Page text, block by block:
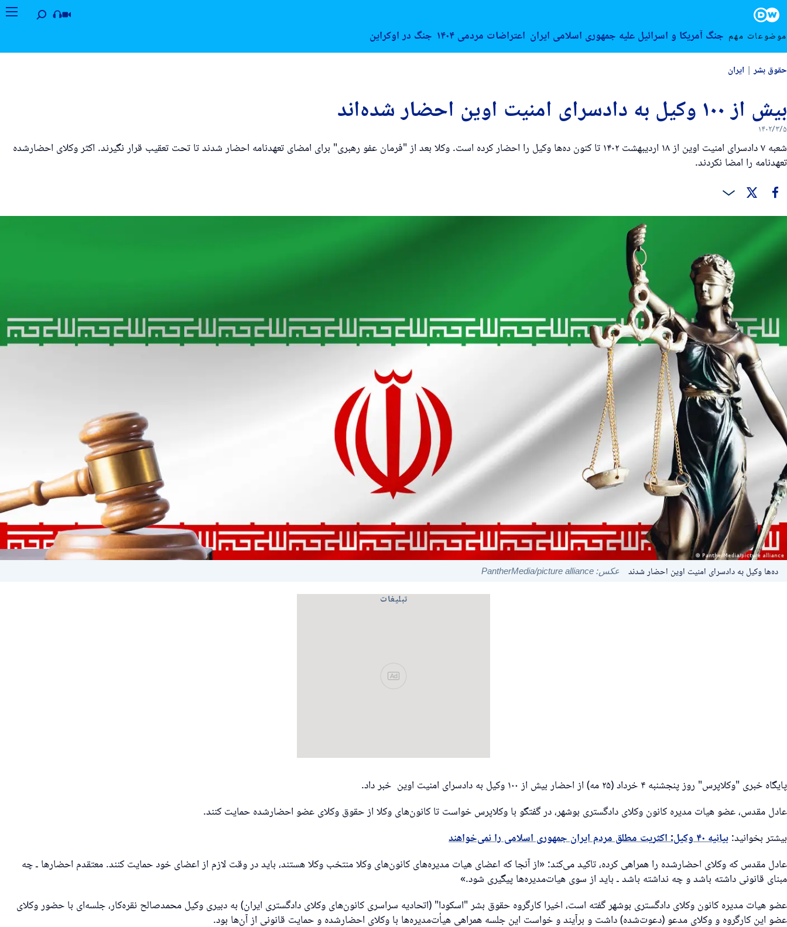
موضوعات مهم جنگ آمریکا و اسرائیل علیه جمهوری اسلامی ایران اعتراضات مردمی ۱۴۰۴ جنگ در اوکراین
حقوق بشر ایران
بیش از ۱۰۰ وکیل به دادسرای امنیت اوین احضار شده‌اند
۱۴۰۲/۳/۵
شعبه ۷ دادسرای امنیت اوین از ۱۸ اردیبهشت ۱۴۰۲ تا کنون ده‌ها وکیل را احضار کرده است. وکلا بعد از "فرمان عفو رهبری" برای امضای تعهدنامه احضار شدند تا تحت تعقیب قرار نگیرند. اکثر وکلای احضارشده
تعهدنامه را امضا نکردند.
ده‌ها وکیل به دادسرای امنیت اوین احضار شدند عکس: PantherMedia/picture alliance
تبلیغات
Ad
پایگاه خبری "وکلاپرس" روز پنجشنبه ۴ خرداد (۲۵ مه) از احضار بیش از ۱۰۰ وکیل به دادسرای امنیت اوین خبر داد.
عادل مقدس، عضو هیات مدیره کانون وکلای دادگستری بوشهر، در گفتگو با وکلاپرس خواست تا کانون‌های وکلا از حقوق وکلای عضو احضار‌شده حمایت کنند.
بیشتر بخوانید: بیانیه ۴۰ وکیل: اکثریت مطلق مردم ایران جمهوری اسلامی را نمی‌خواهند
عادل مقدس که وکلای احضارشده را همراهی کرده، تاکید می‌کند: «از آنجا که اعضای هیات مدیره‌های کانون‌های وکلا منتخب وکلا هستند، باید در وقت لازم از اعضای خود حمایت کنند. معتقدم احضارها ـ چه
مبنای قانونی داشته باشد و چه نداشته باشد ـ باید از سوی هیات‌مدیره‌ها پیگیری شود.»
عضو هیات مدیره کانون وکلای دادگستری بوشهر گفته است، اخیرا کارگروه حقوق بشر "اسکودا" (اتحادیه سراسری کانون‌های وکلای دادگستری ایران) به دبیری وکیل محمدصالح نقره‌کار، جلسه‌ای با حضور وکلای
عضو این کارگروه و وکلای مدعو (دعوت‌شده) داشت و برآیند و خواست این جلسه همراهی هیأت‌مدیره‌ها با وکلای احضارشده و حمایت قانونی از آن‌ها بود.
Footer